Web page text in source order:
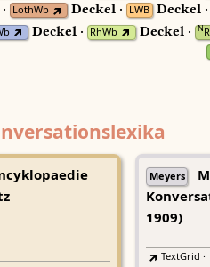
LothWb Deckel · LWB Deckel
Deckel · RhWb Deckel · N
Meyers
1909)
TextGrid ·